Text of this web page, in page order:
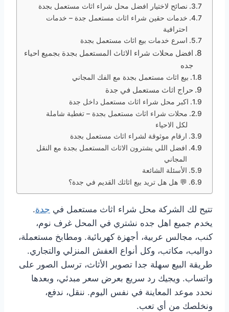
نصائح لاختيار افضل محل شراء اثاث مستعمل بجدة
خدمات حقين شراء اثاث مستعمل جدة – خدمات
احترافية
اسرع خدمات بيع اثاث مستعمل بجدة
افضل محلات شراء الاثاث المستعمل بجدة بجميع احياء
جده
بيع اثاث مستعمل بجدة مع الفك المجاني
حراج اثاث مستعمل في جدة
اكبر محل شراء اثاث مستعمل داخل جدة
محلات شراء اثاث مستعمل بجدة – تغطية شاملة
لكل الاحياء
ارقام موثوقة لشراء اثاث مستعمل بجدة
افضل اللي يشترون الاثاث المستعمل بجدة مع النقل
المجاني
الأسئلة الشائعة
💬 هل هل تريد بيع اثاثك القديم في جدة؟
تتيح لك الشركة محل شراء اثاث مستعمل في جدة.
يخدم جميع اهل جده نشتري في المحل غرف نوم،
كنب، مجالس عربية، أجهزة كهربائية. ومطابخ مستعملة،
دواليب، مكاتب، وكل أنواع العفش المنزلي والتجاري.
طريقة البيع سهلة جدا تصوير الأثاث، ترسل الصور على
واتساب. ويجيك رد سريع بعرض سعر مبدئي، وبعدها
نحدد موعد المعاينة في نفس اليوم. ننقل، ندفع،
ونخلصك من أي تعب.